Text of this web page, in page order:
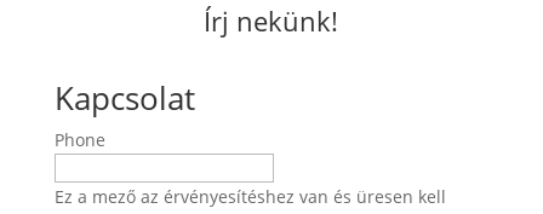
Írj nekünk!
Kapcsolat
Phone
Ez a mező az érvényesítéshez van és üresen kell